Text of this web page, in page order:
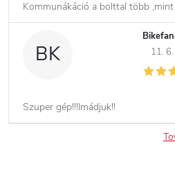
Kommunákáció a bolttal több ,mint
BK
11.
Szuper gép!!!Imádjuk!!